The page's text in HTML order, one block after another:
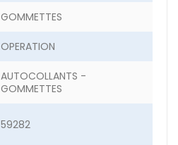
GOMMETTES
OPERATION
AUTOCOLLANTS -
GOMMETTES
59282